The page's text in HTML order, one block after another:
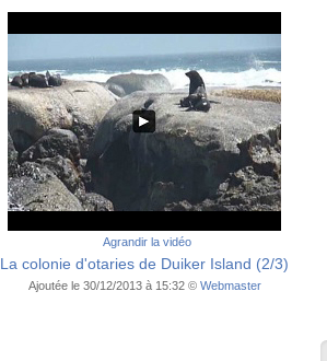
Agrandir la vidéo
La colonie d'otaries de Duiker Island (2/3)
Ajoutée le 30/12/2013 à 15:32 © Webmaster